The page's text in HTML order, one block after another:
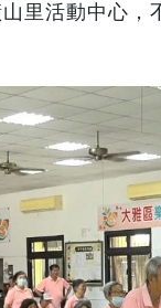
里活動中心